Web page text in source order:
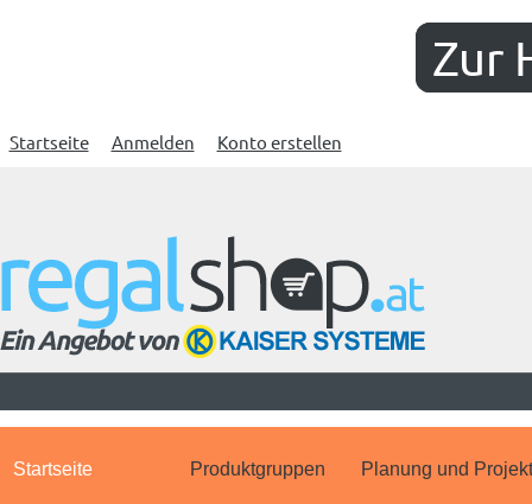
Zur
Startseite Anmelden Konto erstellen
Startseite Produktgruppen Planung und